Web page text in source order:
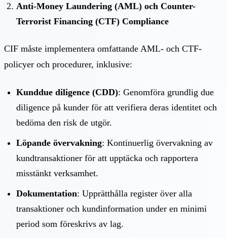
Anti-Money Laundering (AML) och Counter-
Terrorist Financing (CTF) Compliance
CIF måste implementera omfattande AML- och CTF-
policyer och procedurer, inklusive:
Kunddue diligence (CDD): Genomföra grundlig due
diligence på kunder för att verifiera deras identitet och
bedöma den risk de utgör.
Löpande övervakning: Kontinuerlig övervakning av
kundtransaktioner för att upptäcka och rapportera
misstänkt verksamhet.
Dokumentation: Upprätthålla register över alla
transaktioner och kundinformation under en minimi
period som föreskrivs av lag.